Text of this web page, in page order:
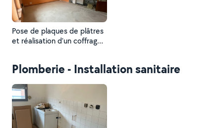
Pose de plaques de plâtres
et réalisation d’un coffrage,
luminaire encastré
Plomberie - Installation sanitaire